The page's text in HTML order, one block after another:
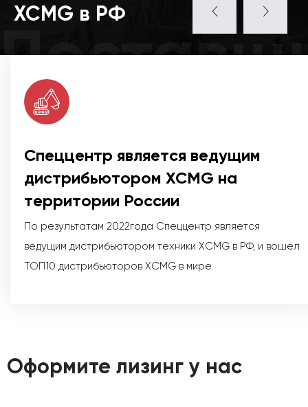
XCMG в РФ
Спеццентр является ведущим
дистрибьютором XCMG на
территории России
По результатам 2022года Спеццентр является
ведущим дистрибьютором техники XCMG в РФ, и вошел
ТОП10 дистрибьюторов XCMG в мире.
Оформите лизинг у нас